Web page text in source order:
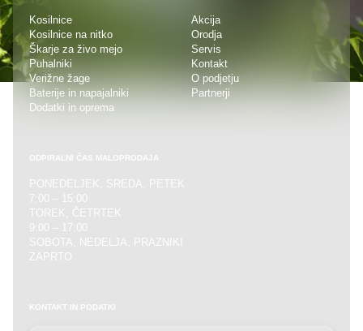
Kosilnice
Kosilnice na nitko
Škarje za živo mejo
Puhalniki
Verižne žage
Baterije in napajalniki
Dodatki in oprema
Akcija
Orodja
Servis
Kontakt
O podjetju
Partnerji
ODPIRALNI ČAS MALOPRODAJA
PONEDELJEK, SREDA, PETEK
7:00 – 15:00
TOREK, ČETRTEK
9:00 – 17:00
SOBOTA, NEDELJA, PRAZNIKI
ZAPRTO
KONTAKT IN PODATKI